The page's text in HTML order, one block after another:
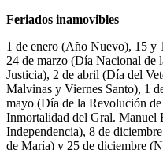
Feriados inamovibles
1 de enero (Año Nuevo), 15 y
24 de marzo (Día Nacional de
Justicia), 2 de abril (Día del
Malvinas y Viernes Santo), 1
mayo (Día de la Revolución
Inmortalidad del Gral. Manuel
Independencia), 8 de
de María) y 25 de diciembre